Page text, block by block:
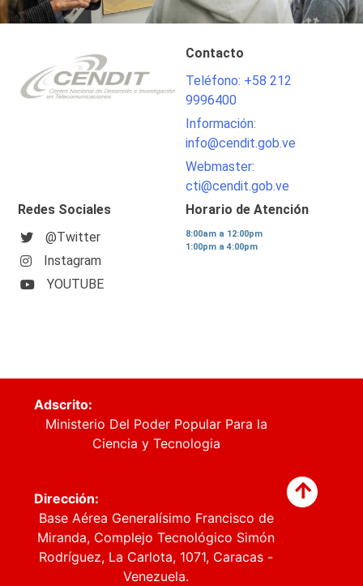
Contacto
Teléfono: +58 212
9996400
Información:
info@cendit.gob.ve
Webmaster:
cti@cendit.gob.ve
Redes Sociales
@Twitter
Instagram
YOUTUBE
Horario de Atención
8:00am a 12:00pm
1:00pm a 4:00pm
Adscrito:
Ministerio Del Poder Popular Para la
Ciencia y Tecnologia
Dirección:
Base Aérea Generalísimo Francisco de
Miranda, Complejo Tecnológico Simón
Rodríguez, La Carlota, 1071, Caracas -
Venezuela.